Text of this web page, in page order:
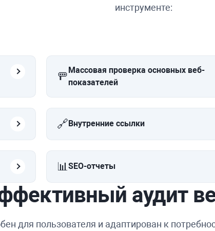
инструменте:
🚥Массовая проверка основных веб-
показателей
🔗 Внутренние ссылки
📊 SEO-отчеты
аудит
для пользователя и адаптирован к